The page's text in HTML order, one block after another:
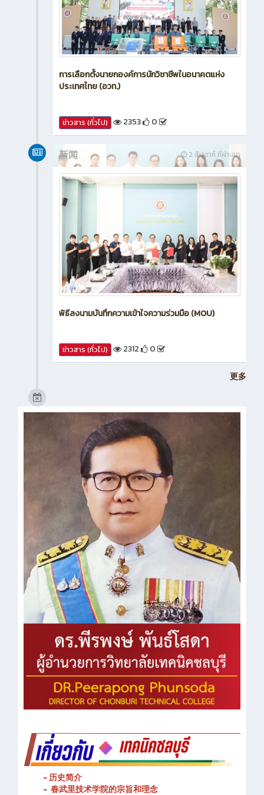
การเลือกตั้งนายกองค์การนักวิชาชีพในอนาคตแห่ง
ประเทศไทย (อวท.)
ข่าวสาร (ทั่วไป) 2353 0
2 สัปดาห์ ที่ผ่านมา
新闻
พิธีลงนามบันทึกความเข้าใจความร่วมมือ (MOU)
ข่าวสาร (ทั่วไป) 2312 0
更多
- 历史简介
- 春武里技术学院的宗旨和理念